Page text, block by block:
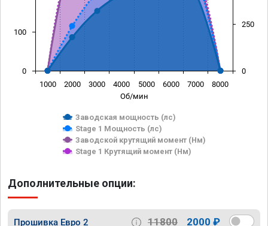
Об/мин
Заводская мощность (лс)
Stage 1 Мощность (лс)
Заводской крутящий момент (Нм)
Stage 1 Крутящий момент (Нм)
1000 2000 3000 4000 5000 6000 7000 8000
0
100
0
250
Дополнительные опции:
Прошивка Евро 2 11800 2000 ₽